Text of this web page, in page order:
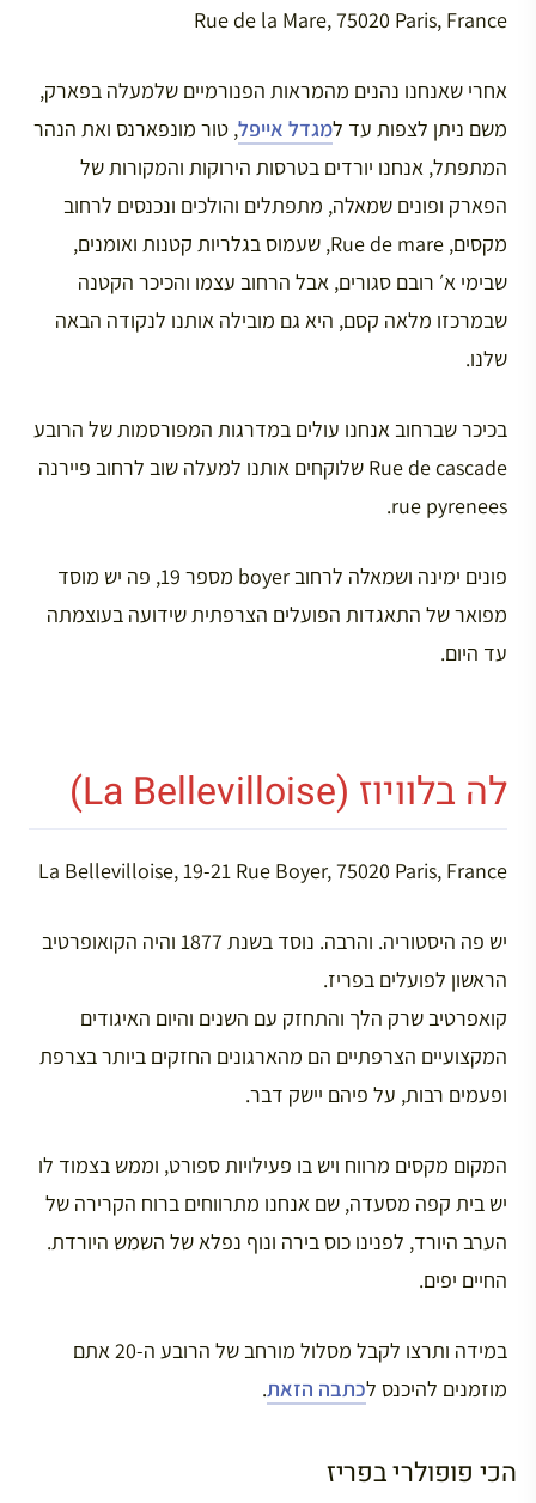
Rue de la Mare, 75020 Paris, France
אחרי שאנחנו נהנים מהמראות הפנורמיים שלמעלה בפארק,
משם ניתן לצפות עד למגדל אייפל, טור מונפארנס ואת הנהר
המתפתל, אנחנו יורדים בטרסות הירוקות והמקורות של
הפארק ופונים שמאלה, מתפתלים והולכים ונכנסים לרחוב
מקסים, Rue de mare, שעמוס בגלריות קטנות ואומנים,
שבימי א׳ רובם סגורים, אבל הרחוב עצמו והכיכר הקטנה
שבמרכזו מלאה קסם, היא גם מובילה אותנו לנקודה הבאה
שלנו.
בכיכר שברחוב אנחנו עולים במדרגות המפורסמות של הרובע
Rue de cascade שלוקחים אותנו למעלה שוב לרחוב פיירנה
rue pyrenees.
פונים ימינה ושמאלה לרחוב boyer מספר 19, פה יש מוסד
מפואר של התאגדות הפועלים הצרפתית שידועה בעוצמתה
עד היום.
לה בלוויוז (La Bellevilloise)
La Bellevilloise, 19-21 Rue Boyer, 75020 Paris, France
יש פה היסטוריה. והרבה. נוסד בשנת 1877 והיה הקואופרטיב
הראשון לפועלים בפריז.
קואפרטיב שרק הלך והתחזק עם השנים והיום האיגודים
המקצועיים הצרפתיים הם מהארגונים החזקים ביותר בצרפת
ופעמים רבות, על פיהם יישק דבר.
המקום מקסים מרווח ויש בו פעילויות ספורט, וממש בצמוד לו
יש בית קפה מסעדה, שם אנחנו מתרווחים ברוח הקרירה של
הערב היורד, לפנינו כוס בירה ונוף נפלא של השמש היורדת.
החיים יפים.
במידה ותרצו לקבל מסלול מורחב של הרובע ה-20 אתם
מוזמנים להיכנס לכתבה הזאת.
הכי פופולרי בפריז